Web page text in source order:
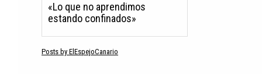
«Lo que no aprendimos
estando confinados»
Posts by ElEspejoCanario